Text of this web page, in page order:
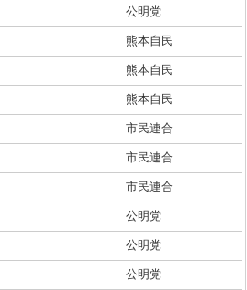
公明党
熊本自民
熊本自民
熊本自民
市民連合
市民連合
市民連合
公明党
公明党
公明党